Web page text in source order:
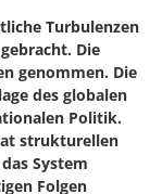
Turbulenzen
Die
genommen. Die
des globalen
Politik.
strukturellen
System
Folgen